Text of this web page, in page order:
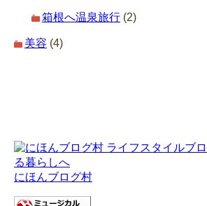
箱根へ温泉旅行 (2)
美容 (4)
にほんブログ村